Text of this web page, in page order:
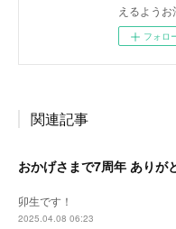
えるよう
フォロ
関連記事
おかげさまで7周年 ありが
卯生です！
2025.04.08 06:23